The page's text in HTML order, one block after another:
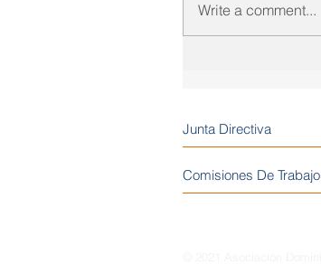
Write a comment...
Junta Directiva
Comisiones De Trabajo